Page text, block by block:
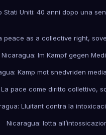
Stati Uniti: 40 anni dopo una
peace as a collective right,
Nicaragua: Im Kampf gegen
Kamp mot snedvriden
pace come diritto collettivo,
Lluitant contra la
Nicaragua: lotta